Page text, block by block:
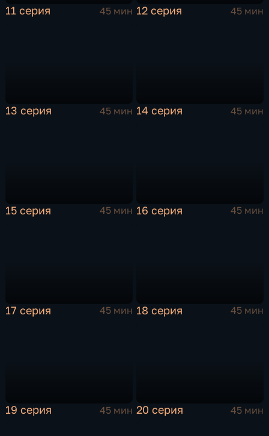
11 серия 45 мин 12 серия 45 мин
13 серия 45 мин 14 серия 45 мин
15 серия 45 мин 16 серия 45 мин
17 серия 45 мин 18 серия 45 мин
19 серия 45 мин 20 серия 45 мин